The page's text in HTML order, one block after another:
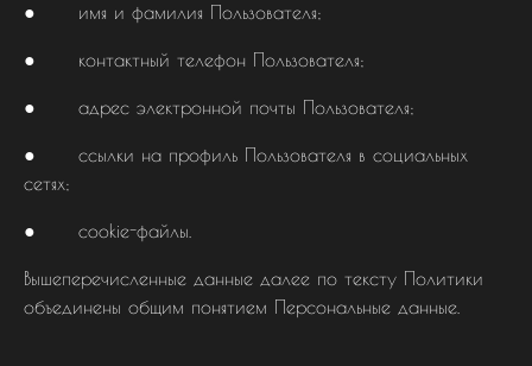
● имя и фамилия Пользователя;
● контактный телефон Пользователя;
● адрес электронной почты Пользователя;
● ссылки на профиль Пользователя в социальных
сетях;
● cookie-файлы.
Вышеперечисленные данные далее по тексту Политики
объединены общим понятием Персональные данные.